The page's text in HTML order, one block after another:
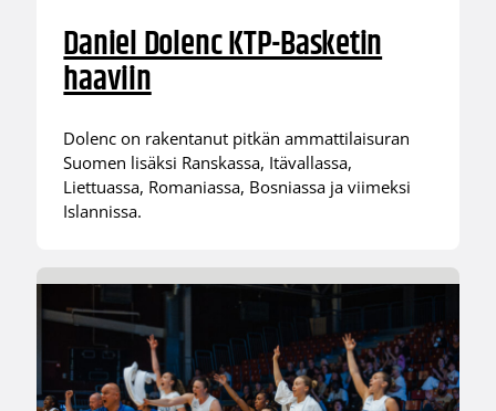
Daniel Dolenc KTP-Basketin
haaviin
Dolenc on rakentanut pitkän ammattilaisuran
Suomen lisäksi Ranskassa, Itävallassa,
Liettuassa, Romaniassa, Bosniassa ja viimeksi
Islannissa.